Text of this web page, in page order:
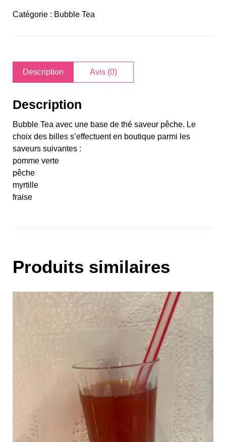
Catégorie : Bubble Tea
Description Avis (0)
Description
Bubble Tea avec une base de thé saveur pêche. Le
choix des billes s’effectuent en boutique parmi les
saveurs suivantes :
pomme verte
pêche
myrtille
fraise
Produits similaires